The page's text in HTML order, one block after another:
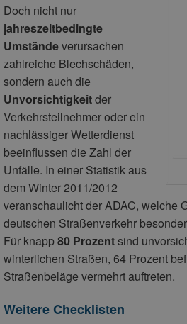
Doch nicht nur
jahreszeitbedingte
Umständeverursachen
zahlreiche Blechschäden,
sondern auch die
Unvorsichtigkeitder
Verkehrsteilnehmer oder ein
nachlässiger Wetterdienst
beeinflussen die Zahl der
Unfälle. In einer Statistik aus
dem Winter 2011/2012
veranschaulicht der ADAC, welche
deutschen Straßenverkehr
Für knapp80 Prozentsind
winterlichen Straßen, 64 Prozent
Straßenbeläge vermehrt auftreten.
Weitere Checklisten